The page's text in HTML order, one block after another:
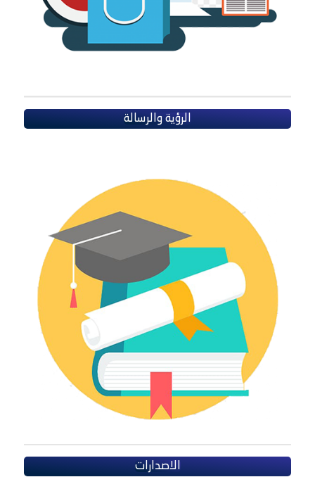
الرؤية والرسالة
الاصدارات